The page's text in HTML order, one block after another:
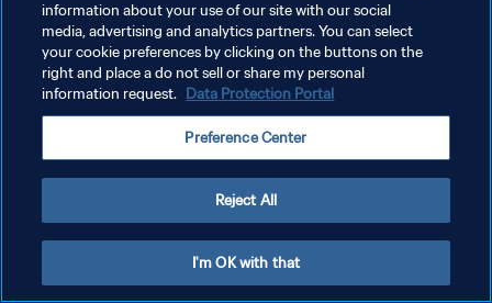
PRIVACY POLICY
TERMINI DI SERVIZIO
GESTISCI LE TUE PREFERENZE PER I COOKIES
information about your use of our site with our social
media, advertising and analytics partners. You can select
your cookie preferences by clicking on the buttons on the
right and place a do not sell or share my personal
information request. Data Protection Portal
Preference Center
Reject All
I'm OK with that